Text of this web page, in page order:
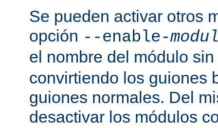
Se pueden activar otros
opción --enable-
el nombre del módulo
convirtiendo los guiones
guiones normales. Del
desactivar los módulos